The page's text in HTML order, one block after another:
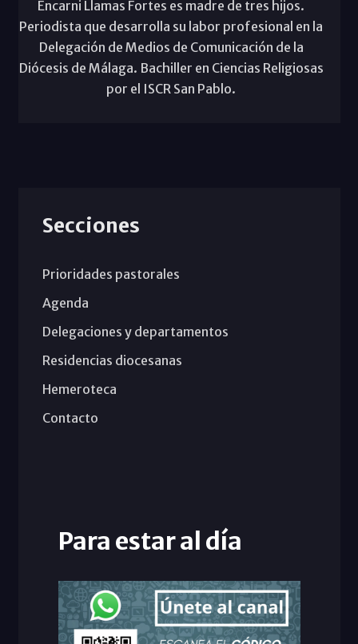
Encarni Llamas Fortes es madre de tres hijos.
Periodista que desarrolla su labor profesional en la
Delegación de Medios de Comunicación de la
Diócesis de Málaga. Bachiller en Ciencias Religiosas
por el ISCR San Pablo.
Secciones
Prioridades pastorales
Agenda
Delegaciones y departamentos
Residencias diocesanas
Hemeroteca
Contacto
Para estar al día